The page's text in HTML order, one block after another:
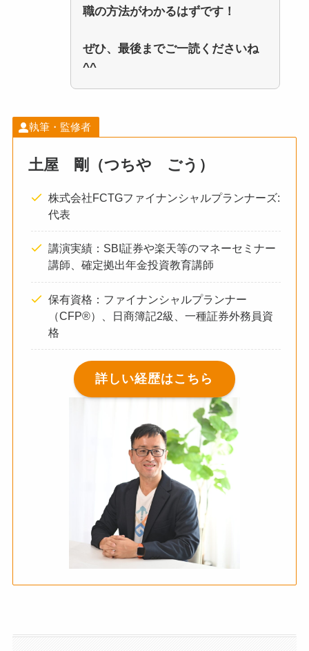
職の方法がわかるはずです！
ぜひ、最後までご一読くださいね
^^
執筆・監修者
土屋 剛（つちや ごう）
株式会社FCTGファイナンシャルプランナーズ:
代表
講演実績：SBI証券や楽天等のマネーセミナー
講師、確定拠出年金投資教育講師
保有資格：ファイナンシャルプランナー
（CFP®）、日商簿記2級、一種証券外務員資
格
詳しい経歴はこちら